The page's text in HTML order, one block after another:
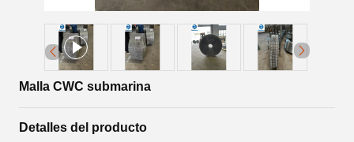
Malla CWC submarina
Detalles del producto